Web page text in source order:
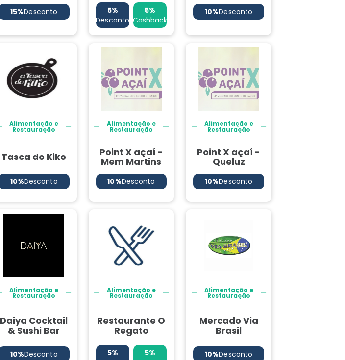
15%Desconto
5%
Desconto
5%
Cashback
10%Desconto
Alimentação e
Restauração
Tasca do Kiko
10%Desconto
Alimentação e
Restauração
Point X açaí -
Mem Martins
10%Desconto
Alimentação e
Restauração
Point X açaí -
Queluz
10%Desconto
Alimentação e
Restauração
Daiya Cocktail
& Sushi Bar
10%Desconto
Alimentação e
Restauração
Restaurante O
Regato
5%
5%
Alimentação e
Restauração
Mercado Via
Brasil
10%Desconto